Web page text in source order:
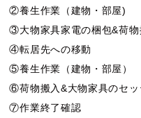
②養生作業（建物・部屋)
③大物家具家電の梱包&荷物
④転居先への移動
⑤養生作業（建物・部屋）
⑥荷物搬入&大物家具のセッ
⑦作業終了確認